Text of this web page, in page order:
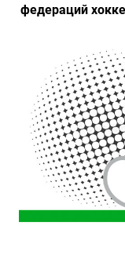
федераций